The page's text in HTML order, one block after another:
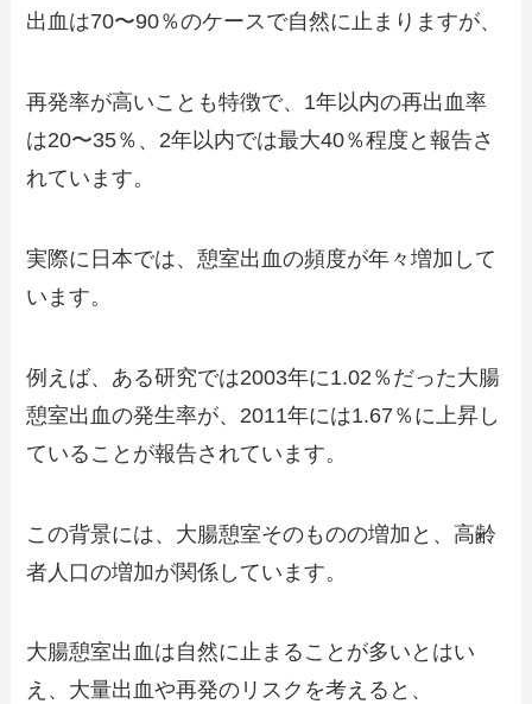
出血は70〜90％のケースで自然に止まりますが、
再発率が高いことも特徴で、1年以内の再出血率
は20〜35％、2年以内では最大40％程度と報告さ
れています。
実際に日本では、憩室出血の頻度が年々増加して
います。
例えば、ある研究では2003年に1.02％だった大腸
憩室出血の発生率が、2011年には1.67％に上昇し
ていることが報告されています。
この背景には、大腸憩室そのものの増加と、高齢
者人口の増加が関係しています。
大腸憩室出血は自然に止まることが多いとはい
え、大量出血や再発のリスクを考えると、